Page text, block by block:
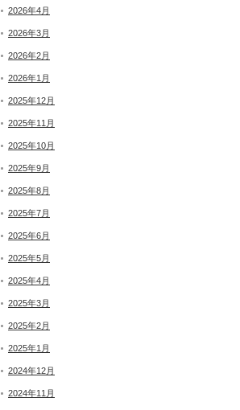
2026年4月
2026年3月
2026年2月
2026年1月
2025年12月
2025年11月
2025年10月
2025年9月
2025年8月
2025年7月
2025年6月
2025年5月
2025年4月
2025年3月
2025年2月
2025年1月
2024年12月
2024年11月